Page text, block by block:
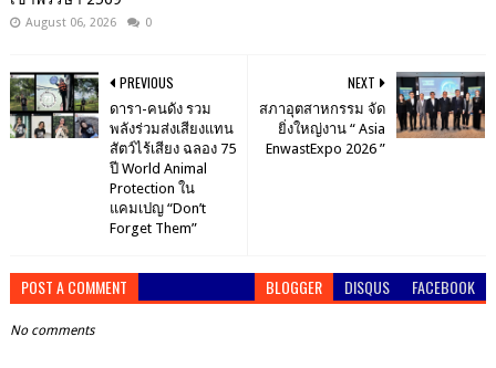
August 06, 2026 0
NEXT
สภาอุตสาหกรรม จัด
ยิ่งใหญ่งาน “ Asia
EnwastExpo 2026 ”
PREVIOUS
ดารา-คนดัง รวม
พลังร่วมส่งเสียงแทน
สัตว์ไร้เสียง ฉลอง 75
ปี World Animal
Protection ใน
แคมเปญ “Don’t
Forget Them”
POST A COMMENT BLOGGER DISQUS FACEBOOK
No comments